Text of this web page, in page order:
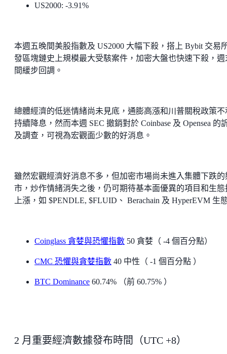
US2000: -3.91%
本週五晚間美股指數及 US2000 大幅下殺，搭上 Bybit 交易
發區塊鏈史上規模最大受駭案件，加密大盤也快速下殺，週
間緩步回調。
總體經濟的低迷情緒尚未見底，通膨高漲和川普關稅政策不
持續降息，然而本週 SEC 撤銷對於 Coinbase 及 Opensea 的
及調查，可視為宏觀面少數的好消息。
雖然宏觀經濟好消息不多，但加密市場尚未進入集體下跌的
市，炒作情緒消失之後，仍可期待基本面優異的項目和生態
上漲，如 $PENDLE, $FLUID、 Berachain 及 HyperEVM 生
Coinglass 貪婪與恐懼指數 50 貪婪（ -4 個百分點）
CMC 恐懼與貪婪指數 40 中性（ -1 個百分點 ）
BTC Dominance 60.74% （前 60.75% ）
2 月重要經濟數據發布時間（UTC +8）